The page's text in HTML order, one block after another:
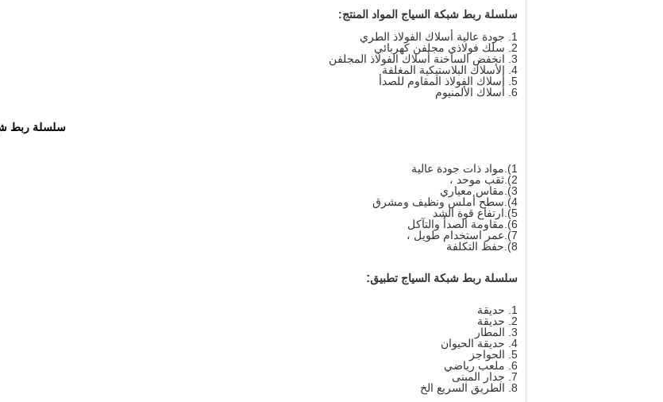
سلسلة ربط شبكة السياج المواد المنتج:
1. جودة عالية أسلاك الفولاذ الطري
2. سلك فولاذي مجلفن كهربائي
3. انخفض الساخنة أسلاك الفولاذ المجلفن
4. الأسلاك البلاستيكية المغلفة
5. أسلاك الفولاذ المقاوم للصدأ
6. أسلاك الألمنيوم
سلسلة ربط
1).مواد ذات جودة عالية
2).ثقب موحد ،
3).مقاس معياري
4).سطح أملس ونظيف ومشرق
5).ارتفاع قوة الشد
6).مقاومة الصدأ والتآكل
7).عمر استخدام طويل ،
8).حفظ التكلفة
سلسلة ربط شبكة السياج تطبيق:
1. حديقة
2. حديقة
3. المطار
4. حديقة الحيوان
5. الحواجز
6. ملعب رياضي
7. جدار المبنى
8. الطريق السريع الخ